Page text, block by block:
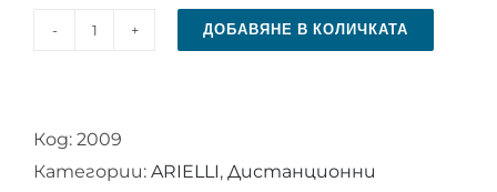
количество
управление
за
ДОБАВЯНЕ В КОЛИЧКАТА
Код: 2009
Категории: ARIELLI, Дистанционни